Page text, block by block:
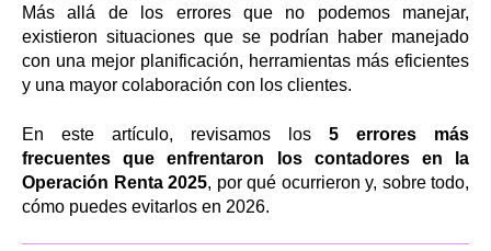
Más allá de los errores que no podemos manejar,
existieron situaciones que se podrían haber manejado
con una mejor planificación, herramientas más eficientes
y una mayor colaboración con los clientes.
En este artículo, revisamos los 5
errores más
frecuentes que enfrentaron los contadores en la
Operación Renta 2025, por qué ocurrieron y, sobre todo,
cómo puedes evitarlos en 2026.